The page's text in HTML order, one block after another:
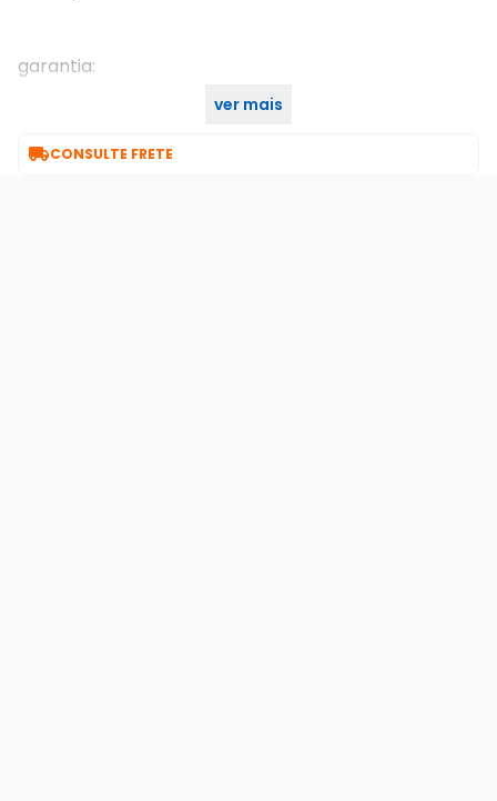
garantia:
ver mais
CONSULTE FRETE